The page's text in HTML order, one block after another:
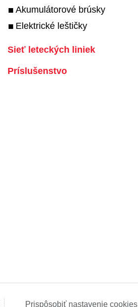
Akumulátorové brúsky
Elektrické leštičky
Sieť leteckých liniek
Príslušenstvo
Prispôsobiť nastavenie cookies